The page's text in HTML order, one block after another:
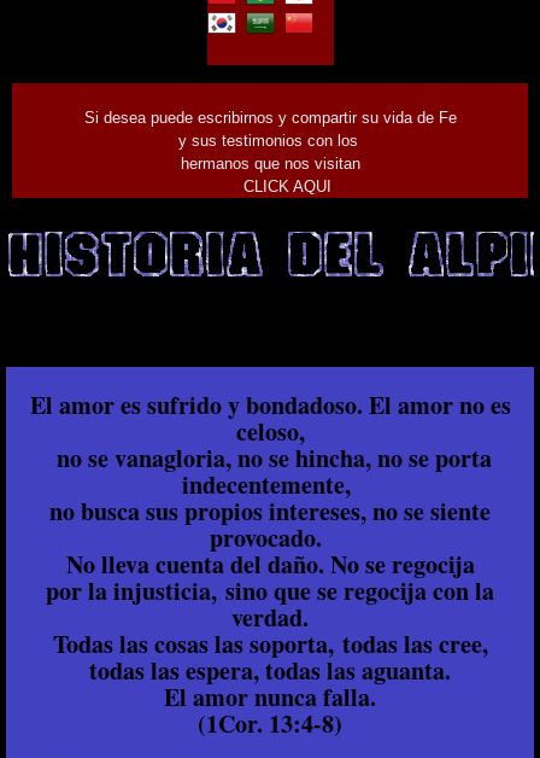
Widget ofrecido por
Si desea puede escribirnos y compartir su vida de Fe
y sus testimonios con los
hermanos que nos visitan
CLICK AQUI
El amor es sufrido y bondadoso. El amor no es
celoso,
no se vanagloria, no se hincha, no se porta
indecentemente,
no busca sus propios intereses, no se siente
provocado.
No lleva cuenta del daño. No se regocija
por la injusticia, sino que se regocija con la
verdad.
Todas las cosas las soporta, todas las cree,
todas las espera, todas las aguanta.
El amor nunca falla.
(1Cor. 13:4-8)